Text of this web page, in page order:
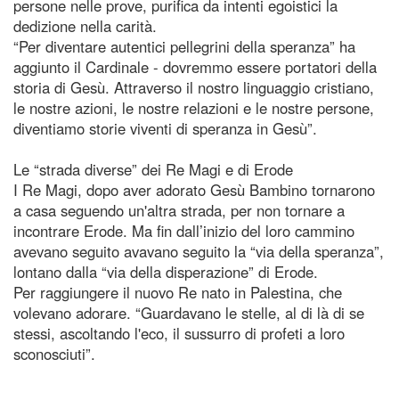
persone nelle prove, purifica da intenti egoistici la
dedizione nella carità.
“Per diventare autentici pellegrini della speranza” ha
aggiunto il Cardinale - dovremmo essere portatori della
storia di Gesù. Attraverso il nostro linguaggio cristiano,
le nostre azioni, le nostre relazioni e le nostre persone,
diventiamo storie viventi di speranza in Gesù”.
Le “strada diverse” dei Re Magi e di Erode
I Re Magi, dopo aver adorato Gesù Bambino tornarono
a casa seguendo un'altra strada, per non tornare a
incontrare Erode. Ma fin dall’inizio del loro cammino
avevano seguito avavano seguito la “via della speranza”,
lontano dalla “via della disperazione” di Erode.
Per raggiungere il nuovo Re nato in Palestina, che
volevano adorare. “Guardavano le stelle, al di là di se
stessi, ascoltando l'eco, il sussurro di profeti a loro
sconosciuti”.